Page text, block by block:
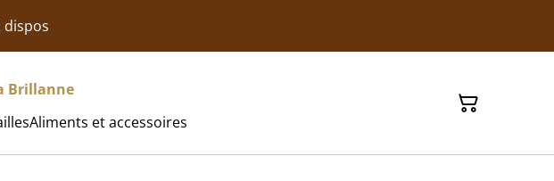
dispos
Brillanne
Aliments et accessoires